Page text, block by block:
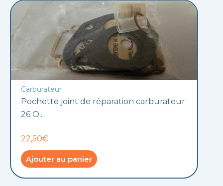
Carburateur
Pochette joint de réparation carburateur
26 O...
22,50€
Ajouter au panier